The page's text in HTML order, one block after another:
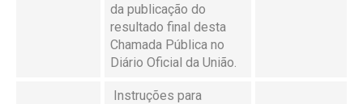
da publicação do
resultado final desta
Chamada Pública no
Diário Oficial da União.
Instruções para